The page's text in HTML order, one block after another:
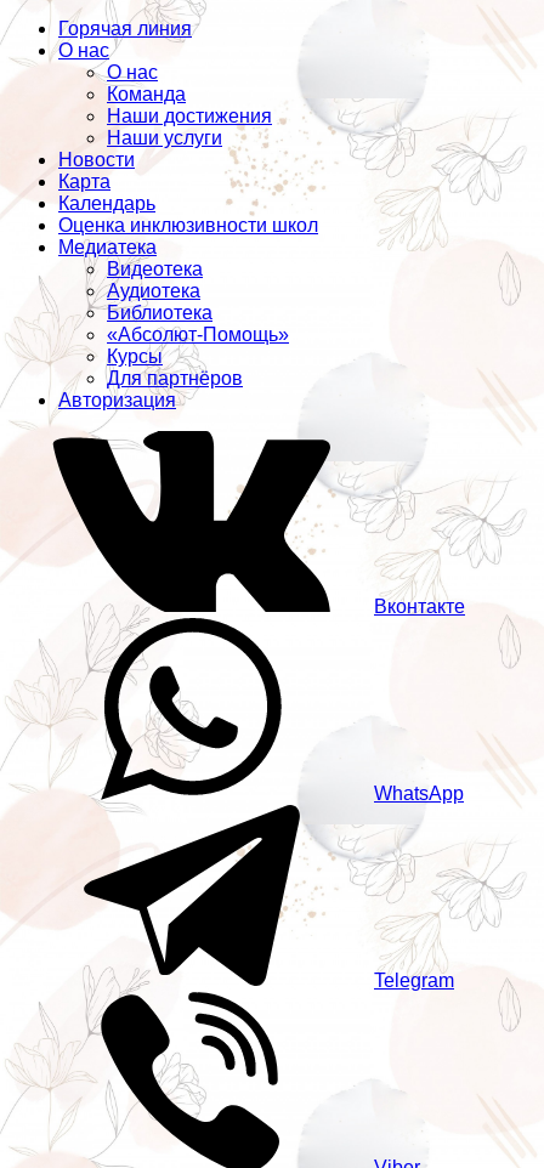
Горячая линия
О нас
О нас
Команда
Наши достижения
Наши услуги
Новости
Карта
Календарь
Оценка инклюзивности школ
Медиатека
Видеотека
Аудиотека
Библиотека
«Абсолют-Помощь»
Курсы
Для партнёров
Авторизация
Вконтакте
WhatsApp
Telegram